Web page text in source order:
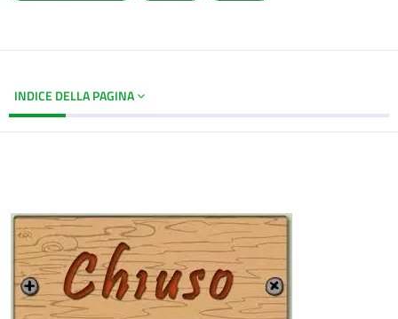
INDICE DELLA PAGINA